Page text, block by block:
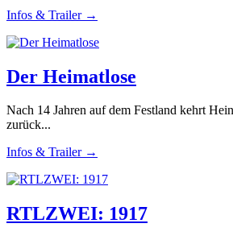
Infos & Trailer →
Der Heimatlose
Nach 14 Jahren auf dem Festland kehrt
zurück...
Infos & Trailer →
RTLZWEI: 1917